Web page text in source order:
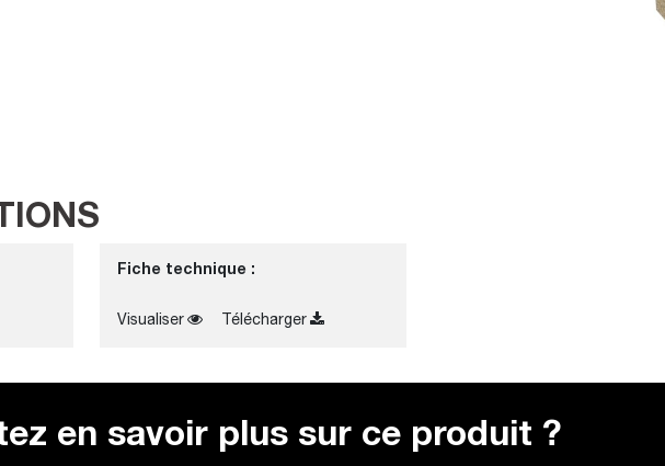
Fiche technique :
Visualiser Télécharger
en savoir plus sur ce produit ?